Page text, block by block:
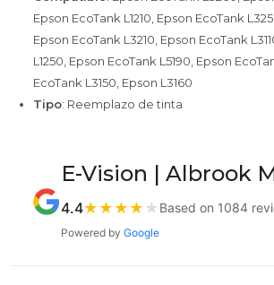
Epson EcoTank L1210, Epson EcoTank
Epson EcoTank L3210, Epson EcoTank
L1250, Epson EcoTank L5190, Epson
EcoTank L3150, Epson L3160
Tipo: Reemplazo de tinta
E-Vision | Albrook
4.4★ ★ ★ ★ ★ Based on 1084
Powered by Google